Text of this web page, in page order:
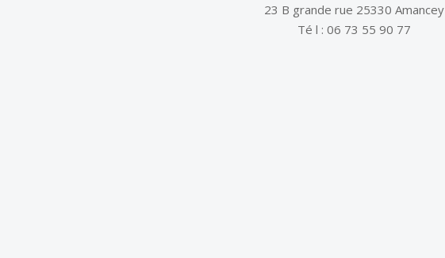
23 B grande rue 25330 Amancey
Té l : 06 73 55 90 77